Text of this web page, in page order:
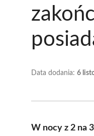
Data dodania: 6
W nocy z 2 na